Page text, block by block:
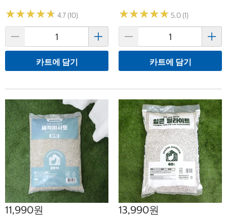
★★★★★
★★★★★ 4.7 (10)
카트에 담기
★★★★★
★★★★★ 5.0 (1)
카트에 담기
11,990원 13,990원